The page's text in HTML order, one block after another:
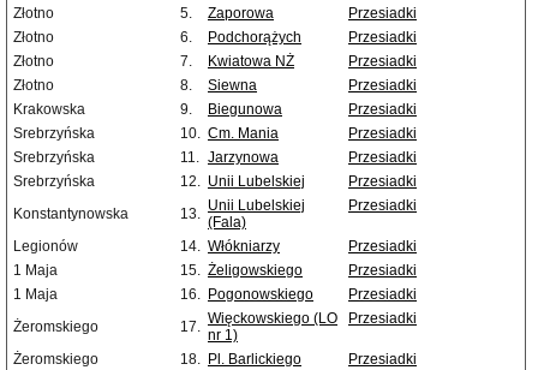
Złotno
5. Zaporowa
Przesiadki
Złotno
6. Podchorążych
Przesiadki
Złotno
7. Kwiatowa NŻ
Przesiadki
Złotno
8. Siewna
Przesiadki
Krakowska
9. Biegunowa
Przesiadki
Srebrzyńska
10. Cm. Mania
Przesiadki
Srebrzyńska
11. Jarzynowa
Przesiadki
Srebrzyńska
12. Unii Lubelskiej
Przesiadki
Konstantynowska
13. Unii Lubelskiej
(Fala)
Przesiadki
Legionów 14. Włókniarzy
Przesiadki
1 Maja
15. Żeligowskiego
Przesiadki
1 Maja
16. Pogonowskiego
Przesiadki
Żeromskiego
17. Więckowskiego (LO
nr 1)
Przesiadki
Żeromskiego 18. Pl. Barlickiego
Przesiadki